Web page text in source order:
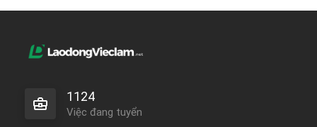
1124
Việc đang tuyển